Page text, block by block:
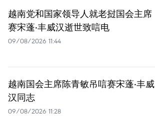
越南党和国家领导人就老挝国会主席
赛宋蓬·丰威汉逝世致唁电
09/08/2026 11:44
越南国会主席陈青敏吊唁赛宋蓬·丰威
汉同志
09/08/2026 11:28